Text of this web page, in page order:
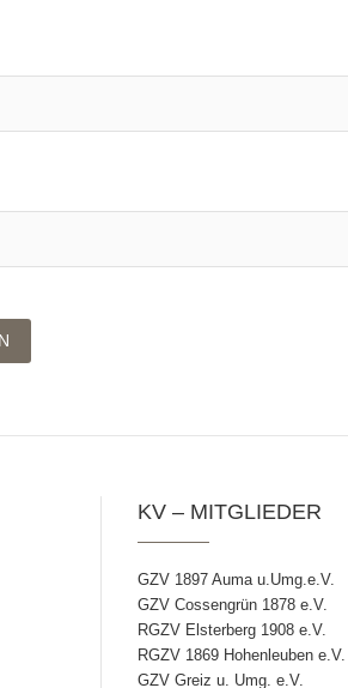
KV – MITGLIEDER
GZV 1897 Auma u.Umg.e.V.
GZV Cossengrün 1878 e.V.
RGZV Elsterberg 1908 e.V.
RGZV 1869 Hohenleuben e.V.
GZV Greiz u. Umg. e.V.